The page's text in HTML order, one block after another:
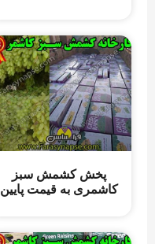
پخش کشمش سبز
کاشمری به قیمت پایین